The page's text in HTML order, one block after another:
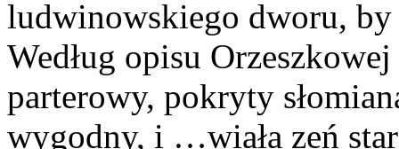
ludwinowskiego dworu, by
Według opisu
parterowy, pokryty
wygodny, i …wiała zeń